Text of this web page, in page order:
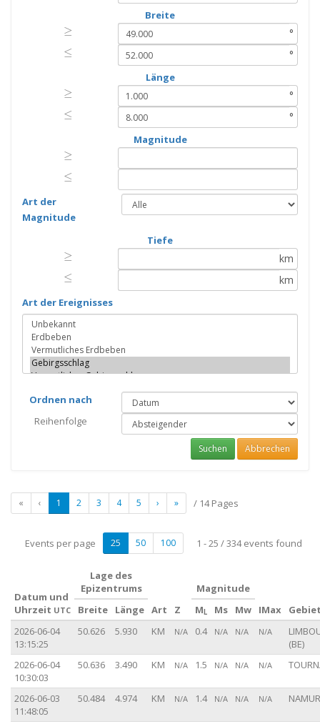
Breite
≥
≥
°
≤
≤ °
Länge
≥
≥
°
≤
≤ °
Magnitude
≥
≥
≤
≤
Art der
Magnitude
Tiefe
≥
≥
km
≤
≤ km
Art der Ereignisses
Ordnen nach
Reihenfolge
Suchen Abbrechen
« ‹ 1 2 3 4 5 › » / 14 Pages
25 50 100
Events per page 1 - 25 / 334 events found
Datum und
Uhrzeit UTC
Lage des
Epizentrums
Art
Z
Magnitude
IMax
Breite Länge M L Ms
Mw
2026-06-04
13:15:25
50.626 5.930 KM N/A 0.4 N/A N/A N/A
(BE)
2026-06-04
10:30:03
50.636 3.490 KM N/A 1.5 N/A N/A N/A
2026-06-03
11:48:05
50.484 4.974 KM N/A 1.4 N/A N/A N/A